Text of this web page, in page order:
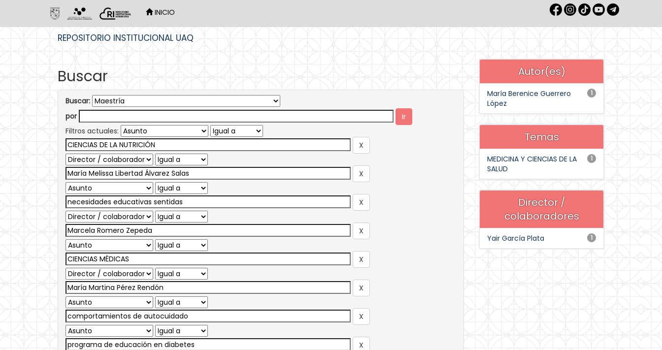
INICIO
REPOSITORIO INSTITUCIONAL UAQ
Buscar
Buscar:
por
Filtros actuales:
Autor(es)
1
María Berenice Guerrero
López
Temas
1
MEDICINA Y CIENCIAS DE LA
SALUD
Director /
colaboradores
1
Yair García Plata